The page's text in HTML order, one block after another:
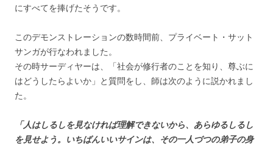
にすべてを捧げたそうです。
このデモンストレーションの数時間前、プライベート・サット
サンガが行なわれました。
その時サーディヤーは、「社会が修行者のことを知り、尊ぶに
はどうしたらよいか」と質問をし、師は次のように説かれまし
た。
「人はしるしを見なければ理解できないから、あらゆるしるし
を見せよう。いちばんいいサインは、その一人づつの弟子の身